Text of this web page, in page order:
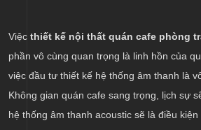
Việc thiết kế nội thất quán cafe phòng
phần vô cùng quan trọng là linh hồn của
việc đầu tư thiết kế hệ thống âm thanh là
Không gian quán cafe sang trọng, lịch sự
hệ thống âm thanh acoustic sẽ là điều